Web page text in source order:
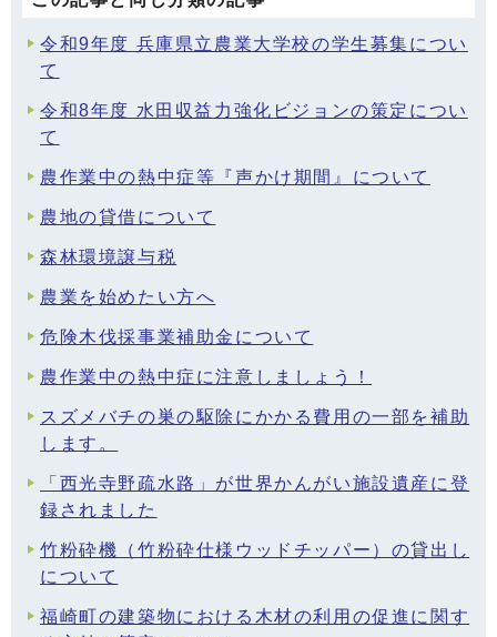
令和9年度 兵庫県立農業大学校の学生募集につい
て
令和8年度 水田収益力強化ビジョンの策定につい
て
農作業中の熱中症等『声かけ期間』について
農地の貸借について
森林環境譲与税
農業を始めたい方へ
危険木伐採事業補助金について
農作業中の熱中症に注意しましょう！
スズメバチの巣の駆除にかかる費用の一部を補助
します。
「西光寺野疏水路」が世界かんがい施設遺産に登
録されました
竹粉砕機（竹粉砕仕様ウッドチッパー）の貸出し
について
福崎町の建築物における木材の利用の促進に関す